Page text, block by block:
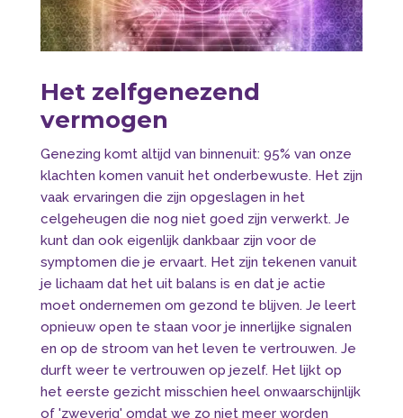
Het zelfgenezend
vermogen
Genezing komt altijd van binnenuit: 95% van onze
klachten komen vanuit het onderbewuste. Het zijn
vaak ervaringen die zijn opgeslagen in het
celgeheugen die nog niet goed zijn verwerkt. Je
kunt dan ook eigenlijk dankbaar zijn voor de
symptomen die je ervaart. Het zijn tekenen vanuit
je lichaam dat het uit balans is en dat je actie
moet ondernemen om gezond te blijven. Je leert
opnieuw open te staan voor je innerlijke signalen
en op de stroom van het leven te vertrouwen. Je
durft weer te vertrouwen op jezelf. Het lijkt op
het eerste gezicht misschien heel onwaarschijnlijk
of 'zweverig' omdat we zo niet meer worden